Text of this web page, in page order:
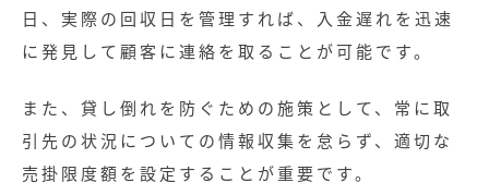
日、実際の回収日を管理すれば、入金遅れを迅速
に発見して顧客に連絡を取ることが可能です。
また、貸し倒れを防ぐための施策として、常に取
引先の状況についての情報収集を怠らず、適切な
売掛限度額を設定することが重要です。